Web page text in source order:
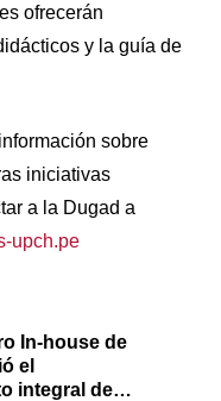
ofrecerán
y la guía de
sobre
iniciativas
a la Dugad a
upch.pe
In-house de
el
integral de